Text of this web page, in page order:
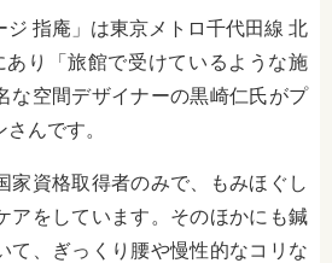
ジ 指庵」は東京メトロ千代田線 北
あり「旅館で受けているような施
な空間デザイナーの黒崎仁氏がプ
んです。
家資格取得者のみで、もみほぐし
アをしています。そのほかにも鍼
て、ぎっくり腰や慢性的なコリな